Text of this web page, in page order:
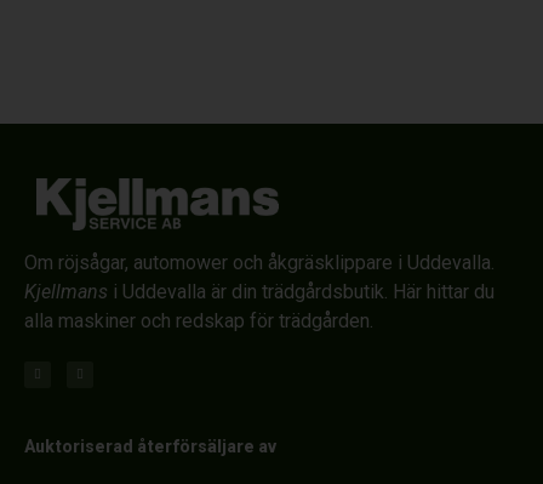
Om röjsågar, automower och åkgräsklippare i Uddevalla.
Kjellmans i Uddevalla är din trädgårdsbutik. Här hittar du
alla maskiner och redskap för trädgården.
Auktoriserad återförsäljare av